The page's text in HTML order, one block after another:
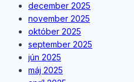
december 2025
november 2025
október 2025
september 2025
jún 2025
máj 2025